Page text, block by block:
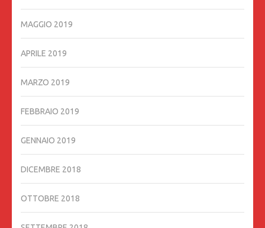
MAGGIO 2019
APRILE 2019
MARZO 2019
FEBBRAIO 2019
GENNAIO 2019
DICEMBRE 2018
OTTOBRE 2018